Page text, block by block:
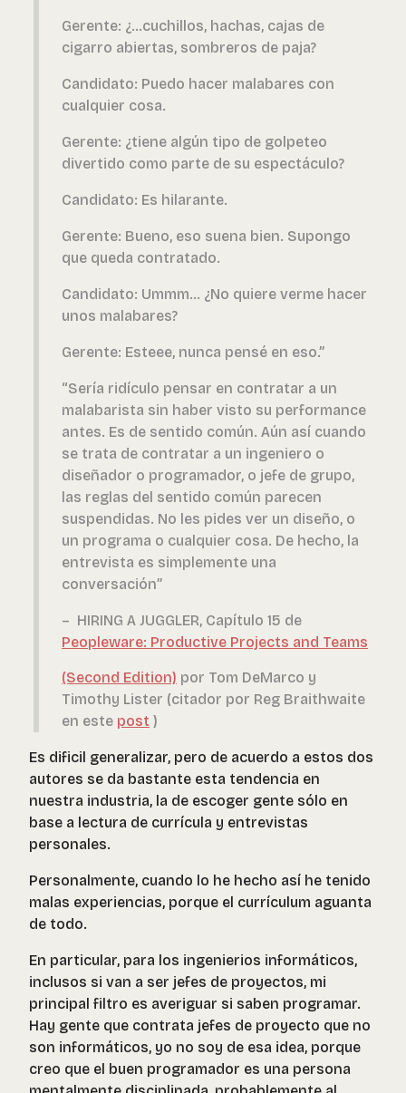
Gerente: ¿…cuchillos, hachas, cajas de
cigarro abiertas, sombreros de paja?
Candidato: Puedo hacer malabares con
cualquier cosa.
Gerente: ¿tiene algún tipo de golpeteo
divertido como parte de su espectáculo?
Candidato: Es hilarante.
Gerente: Bueno, eso suena bien. Supongo
que queda contratado.
Candidato: Ummm… ¿No quiere verme hacer
unos malabares?
Gerente: Esteee, nunca pensé en eso.”
“Sería ridículo pensar en contratar a un
malabarista sin haber visto su performance
antes. Es de sentido común. Aún así cuando
se trata de contratar a un ingeniero o
diseñador o programador, o jefe de grupo,
las reglas del sentido común parecen
suspendidas. No les pides ver un diseño, o
un programa o cualquier cosa. De hecho, la
entrevista es simplemente una
conversación”
– HIRING A JUGGLER, Capítulo 15 de
Peopleware: Productive Projects and Teams
(Second Edition) por Tom DeMarco y
Timothy Lister (citador por Reg Braithwaite
en este post )
Es dificil generalizar, pero de acuerdo a estos dos
autores se da bastante esta tendencia en
nuestra industria, la de escoger gente sólo en
base a lectura de currícula y entrevistas
personales.
Personalmente, cuando lo he hecho así he tenido
malas experiencias, porque el currículum aguanta
de todo.
En particular, para los ingenierios informáticos,
inclusos si van a ser jefes de proyectos, mi
principal filtro es averiguar si saben programar.
Hay gente que contrata jefes de proyecto que no
son informáticos, yo no soy de esa idea, porque
creo que el buen programador es una persona